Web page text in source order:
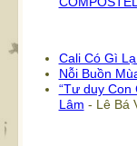
Cali Có Gì
Nỗi Buồn
“Tư duy Con
Lâm - Lê Bá